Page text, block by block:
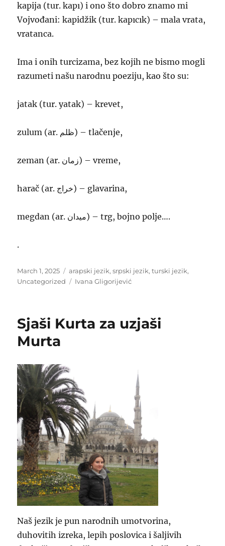
kapija (tur. kapı) i ono što dobro znamo mi
Vojvođani: kapidžik (tur. kapıcık) – mala vrata,
vratanca.
Ima i onih turcizama, bez kojih ne bismo mogli
razumeti našu narodnu poeziju, kao što su:
jatak (tur. yatak) – krevet,
zulum (ar. ظلم) – tlačenje,
zeman (ar. زمان) – vreme,
harač (ar. خراج) – glavarina,
megdan (ar. ميدان) – trg, bojno polje….
.
Posted
on
March 1, 2025 Categories
arapski jezik,srpski jezik,turski jezik,
Uncategorized
Tags
Ivana Gligorijević
Sjaši Kurta za uzjaši
Murta
Naš jezik je pun narodnih umotvorina,
duhovitih izreka, lepih poslovica i šaljivih